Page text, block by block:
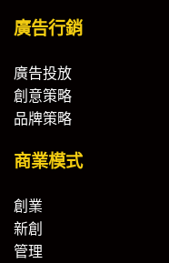
廣告行銷
廣告投放
創意策略
品牌策略
商業模式
創業
新創
管理